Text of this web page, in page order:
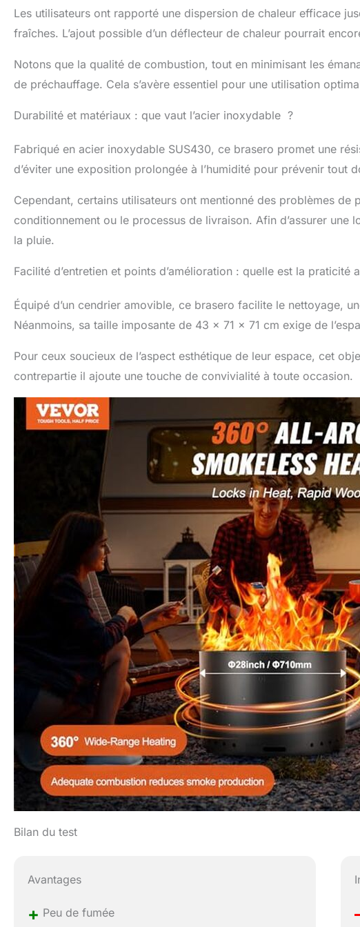
Les utilisateurs ont rapporté une dispersion de chaleur efficace
fraîches. L’ajout possible d’un déflecteur de chaleur pourrait
Notons que la qualité de combustion, tout en minimisant les
de préchauffage. Cela s’avère essentiel pour une utilisation
Durabilité et matériaux : que vaut l’acier inoxydable ?
Fabriqué en acier inoxydable SUS430, ce brasero promet une
d’éviter une exposition prolongée à l’humidité pour prévenir tout
Cependant, certains utilisateurs ont mentionné des problèmes de
conditionnement ou le processus de livraison. Afin d’assurer une
la pluie.
Facilité d’entretien et points d’amélioration : quelle est la praticité
Équipé d’un cendrier amovible, ce brasero facilite le nettoyage,
Néanmoins, sa taille imposante de 43 x 71 x 71 cm exige de
Pour ceux soucieux de l’aspect esthétique de leur espace, cet
contrepartie il ajoute une touche de convivialité à toute occasion.
Bilan du test
Avantages
+ Peu de fumée